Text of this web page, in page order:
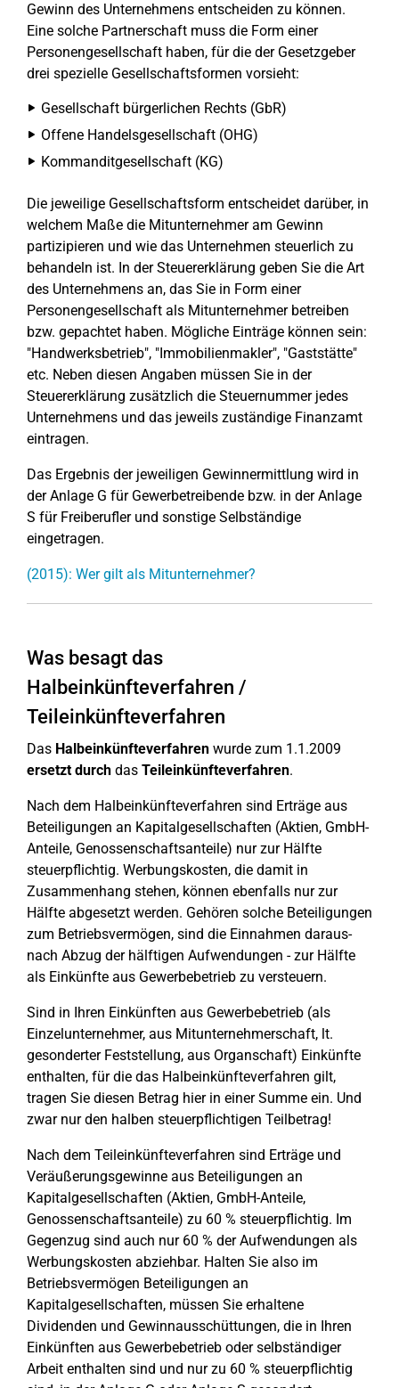
Gewinn des Unternehmens entscheiden zu können.
Eine solche Partnerschaft muss die Form einer
Personengesellschaft haben, für die der Gesetzgeber
drei spezielle Gesellschaftsformen vorsieht:
Gesellschaft bürgerlichen Rechts (GbR)
Offene Handelsgesellschaft (OHG)
Kommanditgesellschaft (KG)
Die jeweilige Gesellschaftsform entscheidet darüber, in
welchem Maße die Mitunternehmer am Gewinn
partizipieren und wie das Unternehmen steuerlich zu
behandeln ist. In der Steuererklärung geben Sie die Art
des Unternehmens an, das Sie in Form einer
Personengesellschaft als Mitunternehmer betreiben
bzw. gepachtet haben. Mögliche Einträge können sein:
"Handwerksbetrieb", "Immobilienmakler", "Gaststätte"
etc. Neben diesen Angaben müssen Sie in der
Steuererklärung zusätzlich die Steuernummer jedes
Unternehmens und das jeweils zuständige Finanzamt
eintragen.
Das Ergebnis der jeweiligen Gewinnermittlung wird in
der Anlage G für Gewerbetreibende bzw. in der Anlage
S für Freiberufler und sonstige Selbständige
eingetragen.
(2015): Wer gilt als Mitunternehmer?
Was besagt das
Halbeinkünfteverfahren /
Teileinkünfteverfahren
Das Halbeinkünfteverfahren wurde zum 1.1.2009
ersetzt durch das Teileinkünfteverfahren.
Nach dem Halbeinkünfteverfahren sind Erträge aus
Beteiligungen an Kapitalgesellschaften (Aktien, GmbH-
Anteile, Genossenschaftsanteile) nur zur Hälfte
steuerpflichtig. Werbungskosten, die damit in
Zusammenhang stehen, können ebenfalls nur zur
Hälfte abgesetzt werden. Gehören solche Beteiligungen
zum Betriebsvermögen, sind die Einnahmen daraus-
nach Abzug der hälftigen Aufwendungen - zur Hälfte
als Einkünfte aus Gewerbebetrieb zu versteuern.
Sind in Ihren Einkünften aus Gewerbebetrieb (als
Einzelunternehmer, aus Mitunternehmerschaft, lt.
gesonderter Feststellung, aus Organschaft) Einkünfte
enthalten, für die das Halbeinkünfteverfahren gilt,
tragen Sie diesen Betrag hier in einer Summe ein. Und
zwar nur den halben steuerpflichtigen Teilbetrag!
Nach dem Teileinkünfteverfahren sind Erträge und
Veräußerungsgewinne aus Beteiligungen an
Kapitalgesellschaften (Aktien, GmbH-Anteile,
Genossenschaftsanteile) zu 60 % steuerpflichtig. Im
Gegenzug sind auch nur 60 % der Aufwendungen als
Werbungskosten abziehbar. Halten Sie also im
Betriebsvermögen Beteiligungen an
Kapitalgesellschaften, müssen Sie erhaltene
Dividenden und Gewinnausschüttungen, die in Ihren
Einkünften aus Gewerbebetrieb oder selbständiger
Arbeit enthalten sind und nur zu 60 % steuerpflichtig